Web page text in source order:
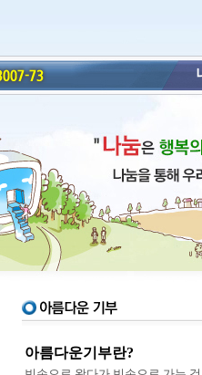
아름다운기부란?